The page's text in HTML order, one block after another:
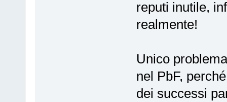
reputi inutile,
realmente!
Unico
nel PbF,
dei successi